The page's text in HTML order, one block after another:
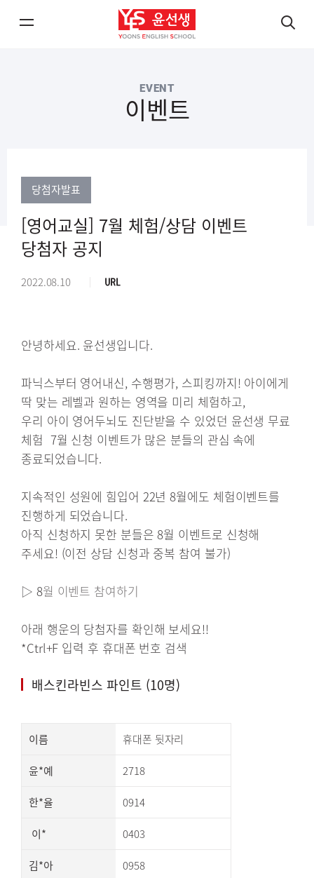
EVENT
이벤트
당첨자발표
[영어교실] 7월 체험/상담 이벤트
당첨자 공지
2022.08.10
안녕하세요. 윤선생입니다.
파닉스부터 영어내신, 수행평가, 스피킹까지! 아이에게
딱 맞는 레벨과 원하는 영역을 미리 체험하고,
우리 아이 영어두뇌도 진단받을 수 있었던 윤선생 무료
체험 7월 신청 이벤트가 많은 분들의 관심 속에
종료되었습니다.
지속적인 성원에 힘입어 22년 8월에도 체험이벤트를
진행하게 되었습니다.
아직 신청하지 못한 분들은 8월 이벤트로 신청해
주세요! (이전 상담 신청과 중복 참여 불가)
▷ 8월 이벤트 참여하기
아래 행운의 당첨자를 확인해 보세요!!
*Ctrl+F 입력 후 휴대폰 번호 검색
배스킨라빈스 파인트 (10명)
이름 휴대폰 뒷자리
윤*예 2718
한*율 0914
이* 0403
김*아 0958